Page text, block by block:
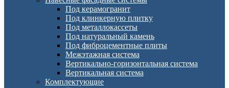
Под керамогранит
Под клинкерную плитку
Под металлокассеты
Под натуральный камень
Под фиброцементные плиты
Межэтажная система
Вертикально-горизонтальная система
Вертикальная система
Комплектующие